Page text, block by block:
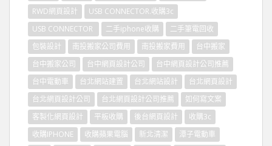
RWD網頁設計
USB CONNECTOR.收購3c
USB CONNECTOR
二手iphone收購
二手筆電回收
包裝設計
南投搬家公司費用 南投搬家費用
台中搬家
台中搬家公司
台中網頁設計公司
台中網頁設計公司推薦
台中電動車
台北網站建置 台北網站設計
台北網頁設計
台北網頁設計公司
台北網頁設計公司推薦
如何寫文案
客製化網頁設計
平板收購 後台網頁設計
收購3c
收購IPHONE
收購蘋果電腦 新北清潔
潭子電動車